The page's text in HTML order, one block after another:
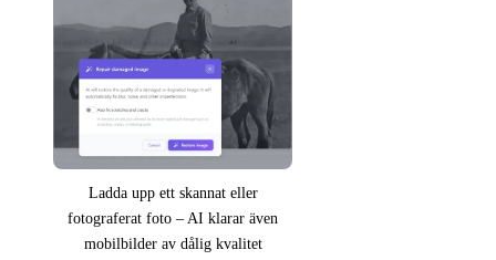
Ladda upp ett skannat eller
fotograferat foto – AI klarar även
mobilbilder av dålig kvalitet